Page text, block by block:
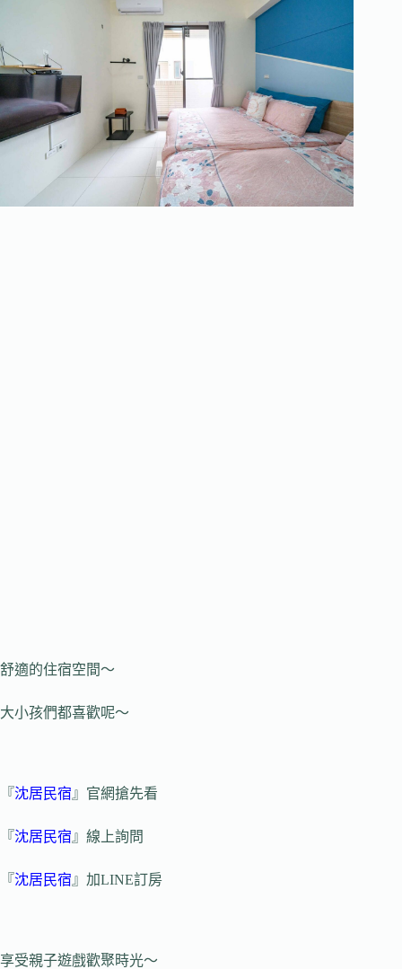
舒適的住宿空間～
大小孩們都喜歡呢～
『沈居民宿 』官網搶先看
『沈居民宿 』線上詢問
『沈居民宿 』加LINE訂房
享受親子遊戲歡聚時光～